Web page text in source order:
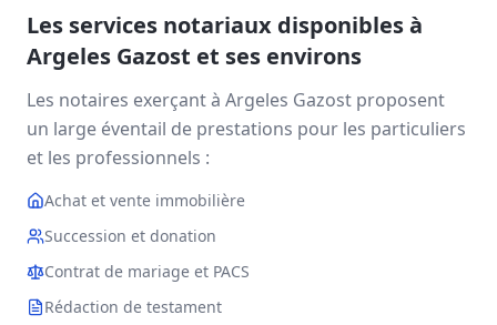
Les services notariaux disponibles à
Argeles Gazost et ses environs
Les notaires exerçant à Argeles Gazost proposent
un large éventail de prestations pour les particuliers
et les professionnels :
Achat et vente immobilière
Succession et donation
Contrat de mariage et PACS
Rédaction de testament